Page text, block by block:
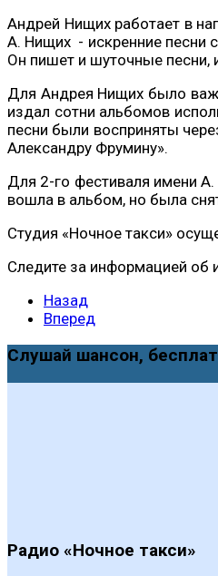
Андрей Нищих работает в
А. Нищих - искренние песни
Он пишет и шуточные песни,
Для Андрея Нищих было
издал сотни альбомов
песни были восприняты
Александру Фрумину».
Для 2-го фестиваля имени
вошла в альбом, но была
Студия «Ночное такси»
Следите за информацией об
Назад
Вперед
Слушай шансон,
Радио «Ночное такси»